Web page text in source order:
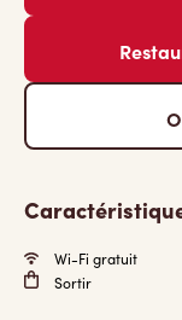
Wi-Fi gratuit
Sortir